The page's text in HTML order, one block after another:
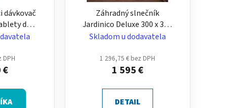
dávkovač
do
DPH
€
Záhradný slnečník
Jardinico Deluxe 300 x 300
cm - štvorcový, hliníkový s
Skladom u dodavatela
1 296,75 € bez DPH
1 595 €
DETAIL